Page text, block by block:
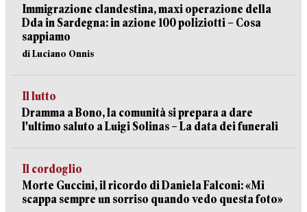
Immigrazione clandestina, maxi operazione della
Dda in Sardegna: in azione 100 poliziotti – Cosa
sappiamo
di Luciano Onnis
Il lutto
Dramma a Bono, la comunità si prepara a dare
l'ultimo saluto a Luigi Solinas – La data dei funerali
Il cordoglio
Morte Guccini, il ricordo di Daniela Falconi: «Mi
scappa sempre un sorriso quando vedo questa foto»